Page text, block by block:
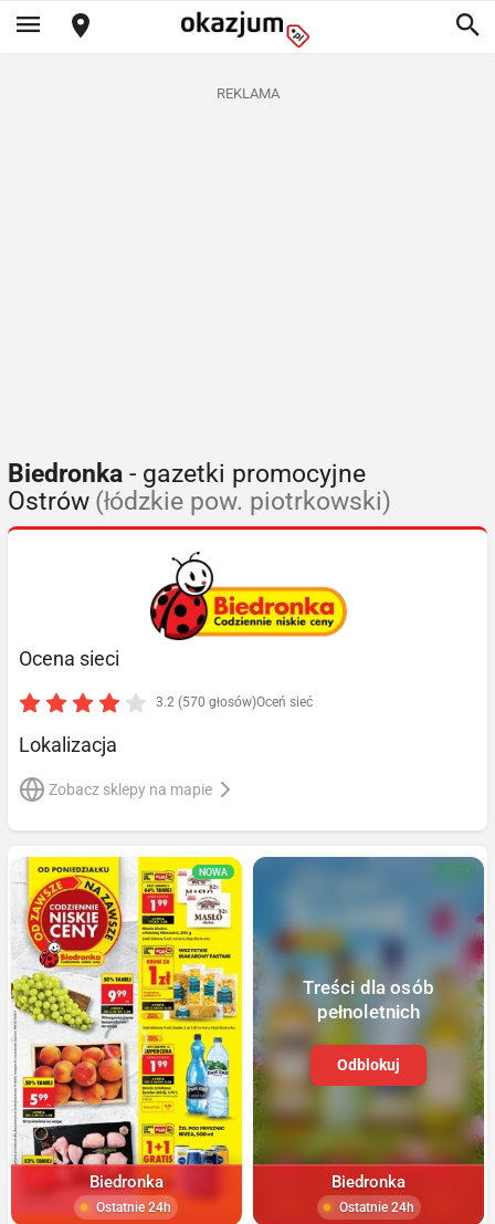
REKLAMA
Biedronka - gazetki promocyjne
Ostrów (łódzkie pow. piotrkowski)
Ocena sieci
3.2 (570 głosów)Oceń sieć
Lokalizacja
Zobacz sklepy na mapie
NOWA
Biedronka
Ostatnie 24h
Treści dla osób
pełnoletnich
Odblokuj
Biedronka
Ostatnie 24h